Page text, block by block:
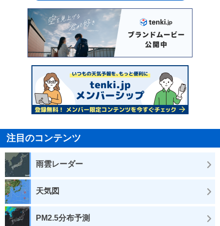
注目のコンテンツ
雨雲レーダー
天気図
PM2.5分布予測